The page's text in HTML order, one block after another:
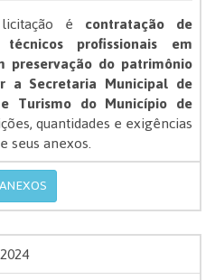
é contratação de
profissionais em
preservação do patrimônio
a Secretaria Municipal de
Turismo do Município de
quantidades e exigências
seus anexos.
ANEXOS